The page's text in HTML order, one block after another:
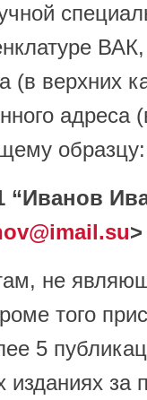
(в верхних
адреса
образцу:
“Иванов
>
не
того
5
изданиях за